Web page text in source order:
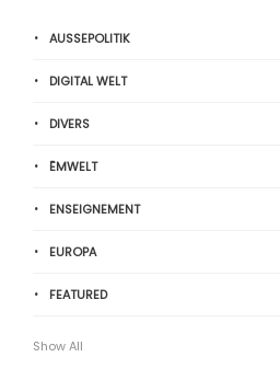
AUSSEPOLITIK
DIGITAL WELT
DIVERS
ËMWELT
ENSEIGNEMENT
EUROPA
FEATURED
Show All